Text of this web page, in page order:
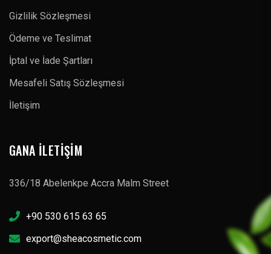
Gizlilik Sözleşmesi
Ödeme ve Teslimat
İptal ve İade Şartları
Mesafeli Satış Sözleşmesi
İletişim
GANA İLETIŞIM
336/18 Abelenkpe Accra Malm Street
+90 530 615 63 65
export@sheacosmetic.com